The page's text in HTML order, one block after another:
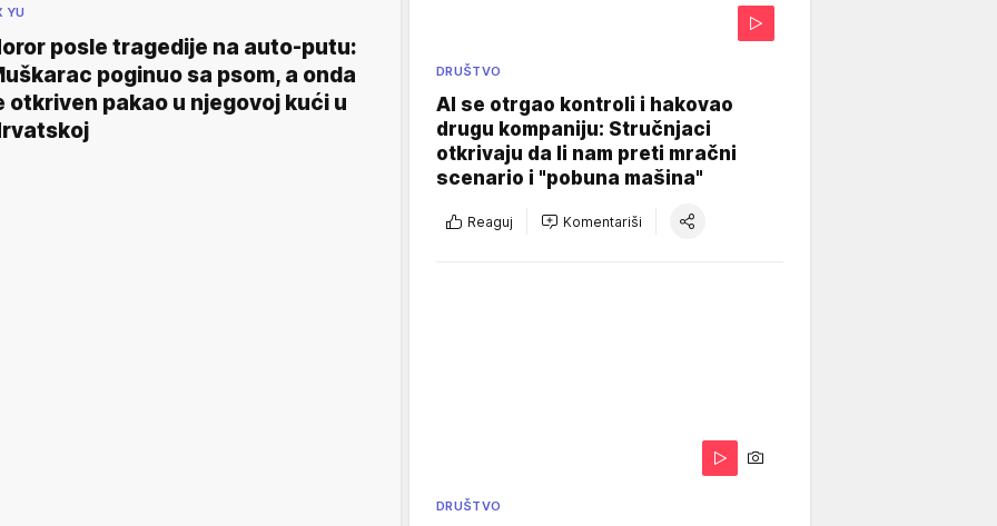
YU
posle tragedije na auto-putu:
poginuo sa psom, a onda
otkriven pakao u njegovoj kući u
DRUŠTVO
AI se otrgao kontroli i hakovao
drugu kompaniju: Stručnjaci
otkrivaju da li nam preti mračni
scenario i "pobuna mašina"
Reaguj Komentariši
DRUŠTVO